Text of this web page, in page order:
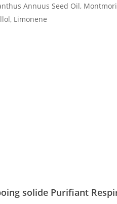
Annuus Seed Oil,
Limonene
solide Purifiant